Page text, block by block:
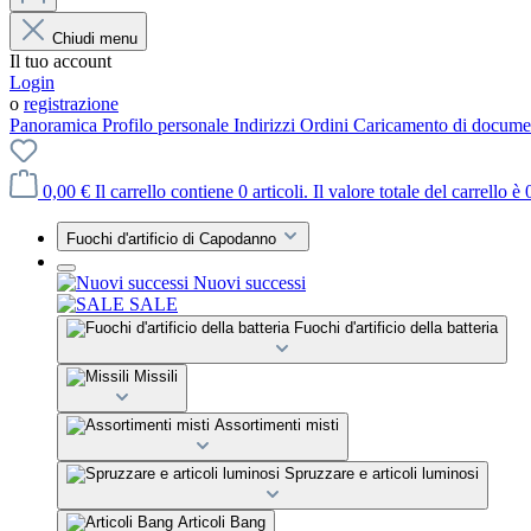
Chiudi menu
Il tuo account
Login
o registrazione
Panoramica Profilo personale Indirizzi Ordini Caricamento di
0,00 € Il carrello contiene 0 articoli. Il valore totale del carrello è
Fuochi d'artificio di Capodanno
Nuovi successi
SALE
Fuochi d'artificio della batteria
Missili
Assortimenti misti
Spruzzare e articoli luminosi
Articoli Bang